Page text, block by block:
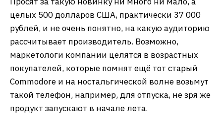
целых 500 долларов США, практически 37 000
рублей, и не очень понятно, на какую аудиторию
рассчитывает производитель. Возможно,
маркетологи компании целятся в возрастных
покупателей, которые помнят ещё тот старый
Commodore и на ностальгической волне возьмут
такой телефон, например, для отпуска, не зря же
продукт запускают в начале лета.